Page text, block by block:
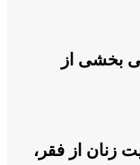
بخشی از
زنان از فقر،